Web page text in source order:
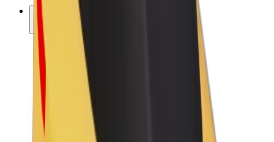
Společnost
O společnosti Bolt
Udržitelnost podle Boltu
Projekt Zero